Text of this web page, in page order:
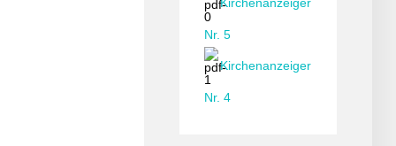
Nr. 5
Kirchenanzeiger
Nr. 4